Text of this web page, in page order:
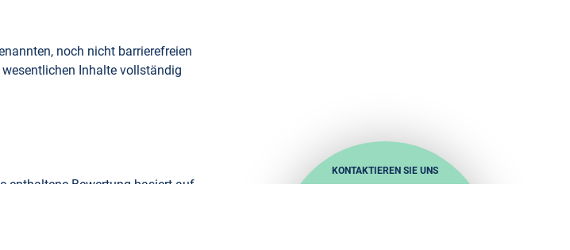
noch nicht barrierefreien
Inhalte vollständig
enthaltene Bewertung basiert auf
KONTAKTIEREN SIE UNS